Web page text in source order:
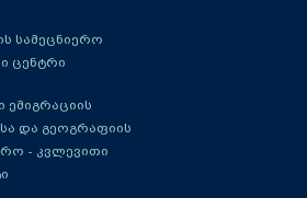
სამეცნიერო
ცენტრი
და გეოგრაფიის
- კვლევითი